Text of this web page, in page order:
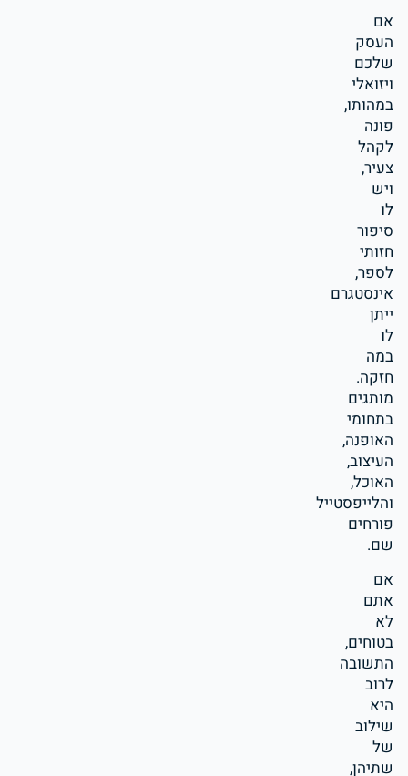
אם
העסק
שלכם
ויזואלי
במהותו,
פונה
לקהל
צעיר,
ויש
לו
סיפור
חזותי
לספר,
אינסטגרם
ייתן
לו
במה
חזקה.
מותגים
בתחומי
האופנה,
העיצוב,
האוכל,
והלייפסטייל
פורחים
שם.
אם
אתם
לא
בטוחים,
התשובה
לרוב
היא
שילוב
של
שתיהן,